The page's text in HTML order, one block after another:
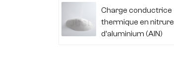
Charge conductrice
thermique en nitrure
d'aluminium (AlN)